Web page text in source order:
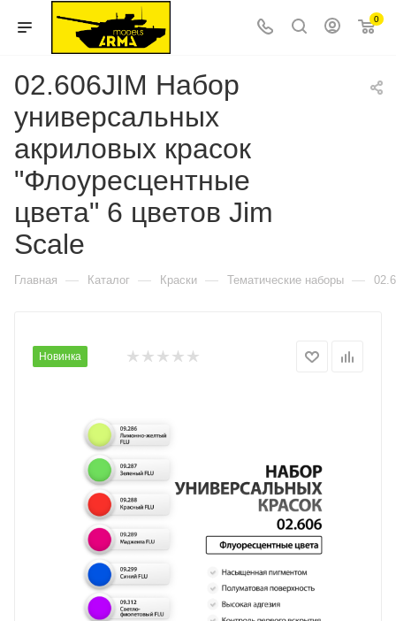
0
02.606JIM Набор
универсальных
акриловых красок
"Флоуресцентные
цвета" 6 цветов Jim
Scale
Главная — Каталог — Краски — Тематические наборы —
Новинка